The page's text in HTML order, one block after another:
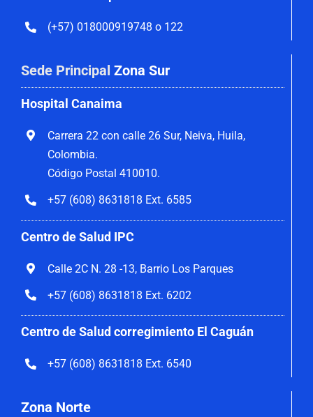
(+57) 018000919748 o 122
Sede Principal Zona Sur
Hospital Canaima
Carrera 22 con calle 26 Sur, Neiva, Huila,
Colombia.
Código Postal 410010.
+57 (608) 8631818 Ext. 6585
Centro de Salud IPC
Calle 2C N. 28 -13, Barrio Los Parques
+57 (608) 8631818 Ext. 6202
Centro de Salud corregimiento El Caguán
+57 (608) 8631818 Ext. 6540
Zona Norte